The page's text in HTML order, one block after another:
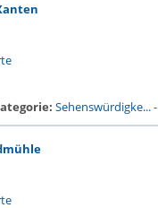
Sehenswürdigke...-